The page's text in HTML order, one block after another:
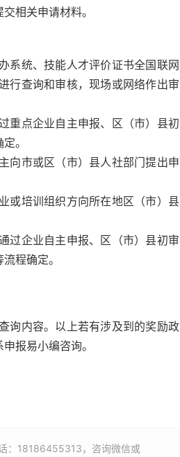
相关申请材料。
系统、技能人才评价证书全国联网
行查询和审核，现场或网络作出审
重点企业自主申报、区（市）县初
。
向市或区（市）县人社部门提出申
或培训组织方向所在地区（市）县
过企业自主申报、区（市）县初审
程确定。
询内容。以上若有涉及到的奖励政
报易小编咨询。
： 18186455313，咨询微信或